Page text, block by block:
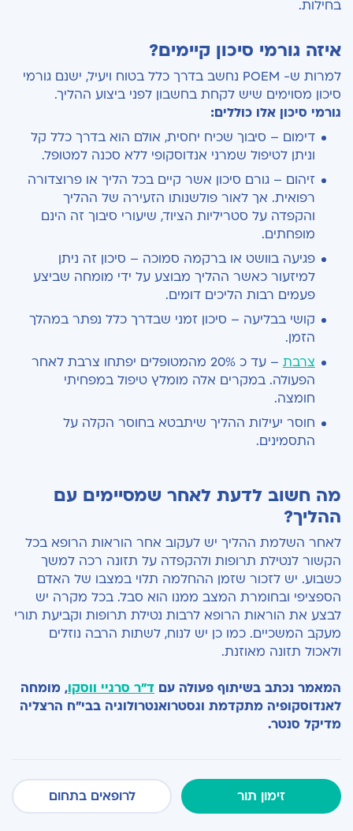
בחילות.
איזה גורמי סיכון קיימים?
למרות ש- POEM נחשב בדרך כלל בטוח ויעיל, ישנם גורמי
סיכון מסוימים שיש לקחת בחשבון לפני ביצוע ההליך.
גורמי סיכון אלו כוללים:
דימום – סיבוך שכיח יחסית, אולם הוא בדרך כלל קל
וניתן לטיפול שמרני אנדוסקופי ללא סכנה למטופל.
זיהום – גורם סיכון אשר קיים בכל הליך או פרוצדורה
רפואית. אך לאור פולשנותו הזעירה של ההליך
והקפדה על סטריליות הציוד, שיעורי סיבוך זה הינם
מופחתים.
פגיעה בוושט או ברקמה סמוכה – סיכון זה ניתן
למיזעור כאשר ההליך מבוצע על ידי מומחה שביצע
פעמים רבות הליכים דומים.
קושי בבליעה – סיכון זמני שבדרך כלל נפתר במהלך
הזמן.
צרבת
– עד כ 20% מהמטופלים יפתחו צרבת לאחר
הפעולה. במקרים אלה מומלץ טיפול במפחיתי
חומצה.
חוסר יעילות ההליך שיתבטא בחוסר הקלה על
התסמינים.
מה חשוב לדעת לאחר שמסיימים עם
ההליך?
לאחר השלמת ההליך יש לעקוב אחר הוראות הרופא בכל
הקשור לנטילת תרופות ולהקפדה על תזונה רכה למשך
כשבוע. יש לזכור שזמן ההחלמה תלוי במצבו של האדם
הספציפי ובחומרת המצב ממנו הוא סבל. בכל מקרה יש
לבצע את הוראות הרופא לרבות נטילת תרופות וקביעת תורי
מעקב המשכיים. כמו כן יש לנוח, לשתות הרבה נוזלים
ולאכול תזונה מאוזנת.
המאמר נכתב בשיתוף פעולה עם ד"ר סרגיי ווסקו, מומחה
לאנדוסקופיה מתקדמת וגסטרואנטרולוגיה בבי"ח הרצליה
מדיקל סנטר.
זימון תור לרופאים בתחום